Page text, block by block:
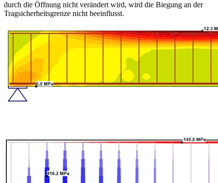
durch die Öffnung nicht verändert wird, wird die Biegung an der
Tragsicherheitsgrenze nicht beeinflusst.